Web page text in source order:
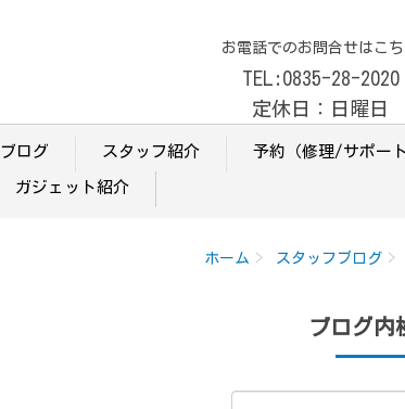
お電話でのお問合せはこ
TEL:0835-28-2020
定休日：日曜日
ブログ スタッフ紹介 予約（修理/サポート
ガジェット紹介
ホーム スタッフブログ
ブログ内